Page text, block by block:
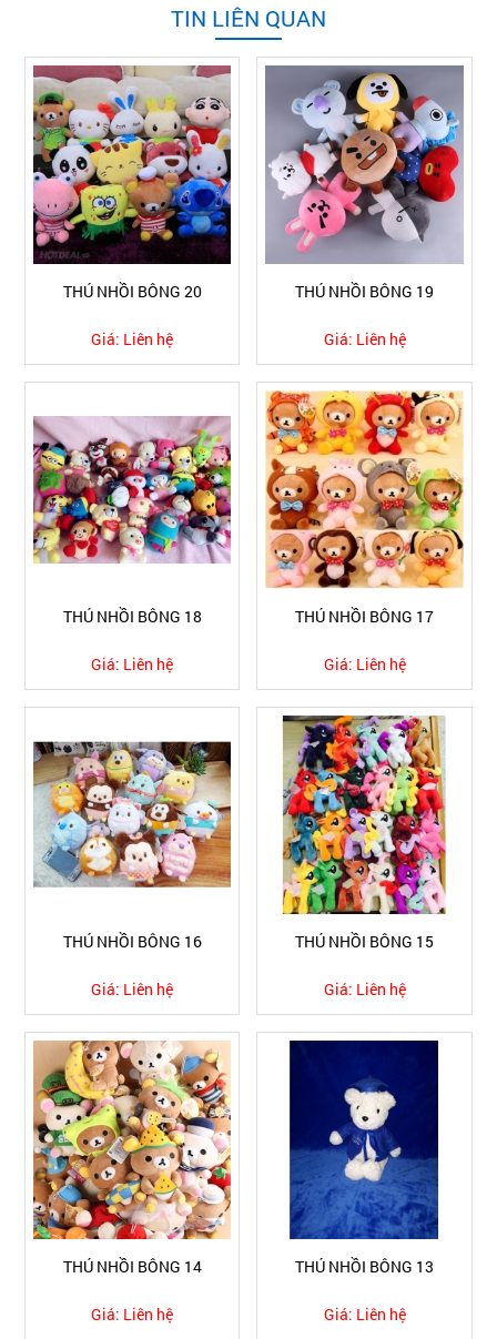
TIN LIÊN QUAN
THÚ NHỒI BÔNG 20
Giá: Liên hệ
THÚ NHỒI BÔNG 19
Giá: Liên hệ
THÚ NHỒI BÔNG 18
Giá: Liên hệ
THÚ NHỒI BÔNG 17
Giá: Liên hệ
THÚ NHỒI BÔNG 16
Giá: Liên hệ
THÚ NHỒI BÔNG 15
Giá: Liên hệ
THÚ NHỒI BÔNG 14
Giá: Liên hệ
THÚ NHỒI BÔNG 13
Giá: Liên hệ